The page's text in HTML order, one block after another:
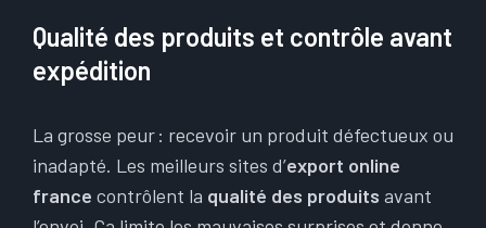
Qualité des produits et contrôle avant
expédition
La grosse peur : recevoir un produit défectueux ou
inadapté. Les meilleurs sites d’export online
france contrôlent la qualité des produits avant